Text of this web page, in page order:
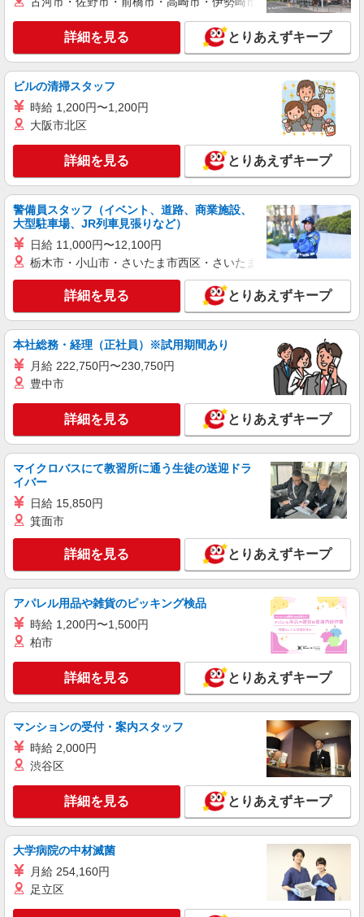
頂くと, インセンティブ支給(規定有) ★月2回払
い・週払い可能（規程有）★ ゜・。○。・゜
+゜・。○。・゜+゜
キープ 詳細を見る
派遣社員
株式会社シエロ
【au】の携帯販売スタッフ
時給1350円〜 ※残業代支給 ★交通費別途支給
+゜ 入社祝い金10万円支給(規定有) お友達を紹介
頂くと, インセンティブ支給(規定有) ★月2回払
い・週払い可能（規程有）★ ゜・。○。・゜
山口県山口市のauショップ
キープ 詳細を見る
株式会社シエロ
【au】の携帯販売スタッフ
時給1350円〜 ※残業代支給 ★交通費別途支給
（規定あり） ゜+゜・。○。・゜+゜・。○。・゜
+゜ 入社祝い金10万円支給(規定有) お友達を紹介
頂くと, インセンティブ支給(規定有) ★月2回払
い・週払い可能（規程有）★ ゜・。○。・゜
+゜・。○。・゜+゜
山口県山口市のauショップ
キープ 詳細を見る
株式会社シエロ
【楽天モバイル】人気機種に詳しくなれる携帯
販売
月給：245250円〜319150円 ＋賞与年2回＋イ
ンセンティブ ※経験・能力による ※残業代支給
+゜・。○。・゜+゜ 入社祝い金10万円支給(規定
有) ゜・。○。・゜+゜・。○。・゜+゜
山口県山口市の楽天モバイルショップ
キープ 詳細を見る
【Y!mobile】人気機種に詳しくなれる携帯販
売
時給1400円〜 ※残業代支給 ★交通費別途支給
（規定あり） ゜+゜・。○。・゜+゜・。○。・゜
+゜ 入社祝い金10万円支給(規定有) お友達を紹介
頂くと, インセンティブ支給(規定有) ★月2回払
い・週払い可能（規程有）★ ゜・。○。・゜
+゜・。○。・゜+゜
山口県山口市のsoftbankショップ
キープ 詳細を見る
派遣社員
株式会社シエロ
人気機種に詳しくなれる携帯販売【docomo】
時給1400円〜1450円（経験・能力による） ※
残業代支給 ★交通費別途支給（規定あり） ゜
万円支給(規定有) お友達を紹介頂くと, インセンテ
ィブ支給(規定有) ★月2回払い・週払い可能（規程
有）★ ゜・。○。・゜+゜・。○。・゜+゜
詳細を見る
詳細を見る とりあえずキープ
ビルの清掃スタッフ
時給 1,200円〜1,200円
大阪市北区
詳細を見る とりあえずキープ
警備員スタッフ（イベント、道路、商業施設、
大型駐車場、JR列車見張りなど）
日給 11,000円〜12,100円
栃木市・小山市・さいたま市西区・さいたま市岩槻区・久喜市・
詳細を見る とりあえずキープ
本社総務・経理（正社員）※試用期間あり
月給 222,750円〜230,750円
豊中市
詳細を見る とりあえずキープ
マイクロバスにて教習所に通う生徒の送迎ドラ
イバー
日給 15,850円
箕面市
詳細を見る とりあえずキープ
アパレル用品や雑貨のピッキング検品
時給 1,200円〜1,500円
柏市
詳細を見る とりあえずキープ
マンションの受付・案内スタッフ
時給 2,000円
渋谷区
詳細を見る とりあえずキープ
大学病院の中材滅菌
月給 254,160円
足立区